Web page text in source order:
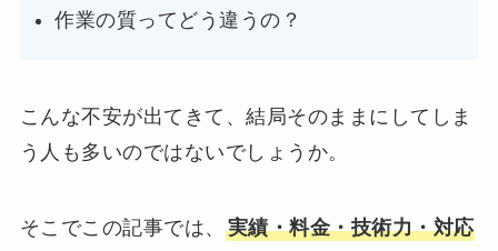
作業の質ってどう違うの？
こんな不安が出てきて、結局そのままにしてしま
う人も多いのではないでしょうか。
そこでこの記事では、 実績・料金・技術力・対応